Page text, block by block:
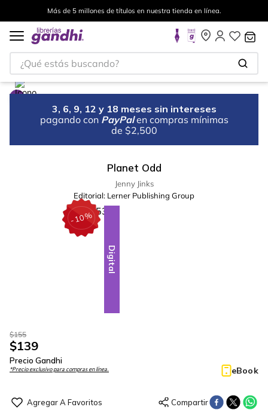
Más de 5 millones de títulos en nuestra tienda en línea.
¿Qué estás buscando?
3, 6, 9, 12 y 18 meses sin intereses
pagando con PayPal en compras mínimas
de $2,500
Planet Odd
Jenny Jinks
Editorial: Lerner Publishing Group
-10%
Digital
$155
$139
Precio Gandhi
*Precio exclusivo para compras en línea. eBook